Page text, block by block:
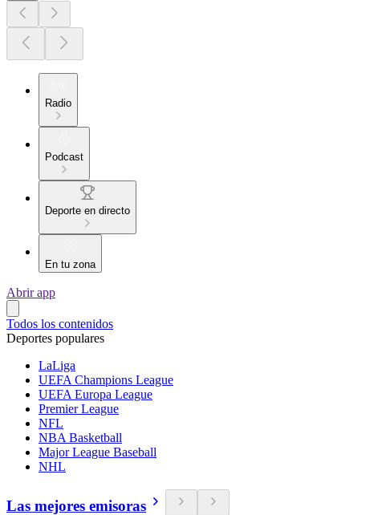
Radio
Podcast
Deporte en directo
En tu zona
Abrir app
Todos los contenidos
Deportes populares
LaLiga
UEFA Champions League
UEFA Europa League
Premier League
NFL
NBA Basketball
Major League Baseball
NHL
Las mejores emisoras